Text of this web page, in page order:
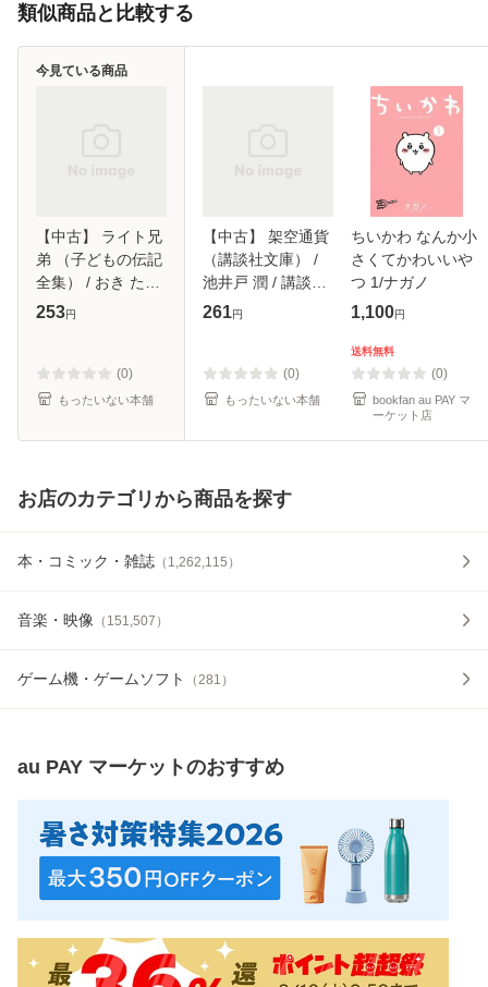
類似商品と比較する
【中古】 ライト兄
弟 （子どもの伝記
全集） / おき たか
し / ポプラ社 [ペー
253円
(0)
もったいない本舗
今見ている商品
【中古】 架空通貨
（講談社文庫） /
池井戸 潤 / 講談社
[文庫]【メール便送
261円
(0)
もったいない本舗
ちいかわ なんか小
さくてかわいいや
つ 1/ナガノ
1,100円
送料無料
(0)
bookfan au PAY マ
ーケット店
お店のカテゴリから商品を探す
本・コミック・雑誌 （ 1,262,115 ）
音楽・映像 （ 151,507 ）
ゲーム機・ゲームソフト （281 ）
au PAY マーケットのおすすめ